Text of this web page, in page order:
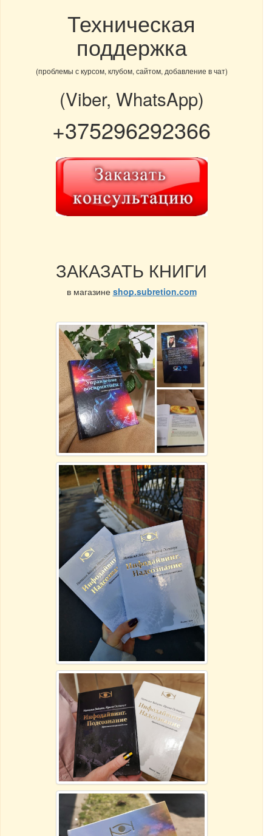
Техническая
поддержка
(проблемы с курсом, клубом, сайтом, добавление в чат)
(Viber, WhatsApp)
+375296292366
ЗАКАЗАТЬ КНИГИ
в магазине shop.subretion.com